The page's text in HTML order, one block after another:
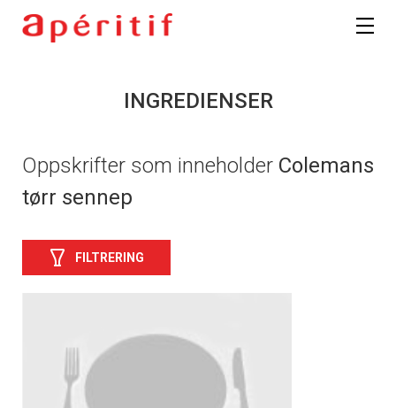
INGREDIENSER
Oppskrifter som inneholder Colemans
tørr sennep
FILTRERING